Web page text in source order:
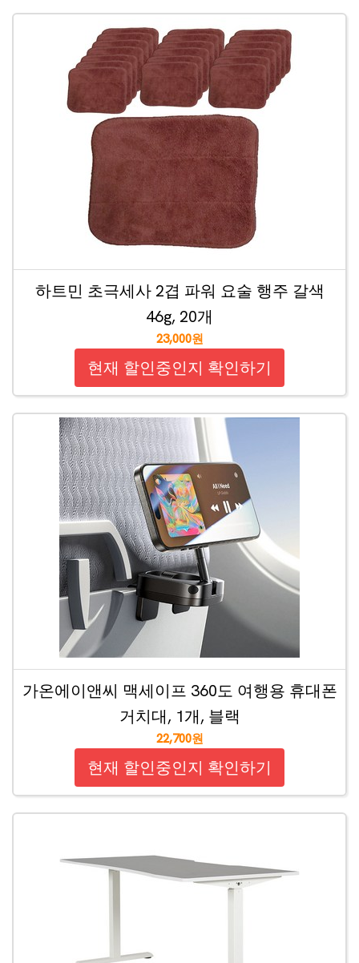
하트민 초극세사 2겹 파워 요술 행주 갈색
46g, 20개
23,000원
현재 할인중인지 확인하기
가온에이앤씨 맥세이프 360도 여행용 휴대폰
거치대, 1개, 블랙
22,700원
현재 할인중인지 확인하기